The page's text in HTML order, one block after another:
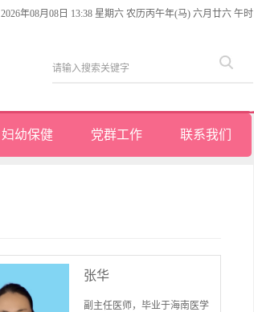
2026年08月08日 13:38 星期六 农历丙午年(马) 六月廿六 午时
妇幼保健 党群工作 联系我们
张华
副主任医师，毕业于海南医学